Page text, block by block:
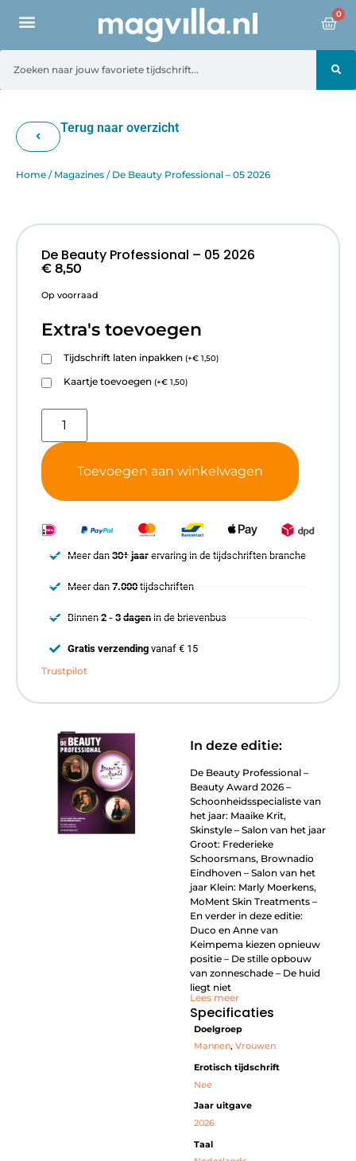
0
Terug naar overzicht
Home / Magazines / De Beauty Professional – 05 2026
In deze editie:
De Beauty Professional –
Beauty Award 2026 –
Schoonheidsspecialiste van
het jaar: Maaike Krit,
Skinstyle – Salon van het jaar
Groot: Frederieke
Schoorsmans, Brownadio
Eindhoven – Salon van het
jaar Klein: Marly Moerkens,
MoMent Skin Treatments –
En verder in deze editie:
Duco en Anne van
Keimpema kiezen opnieuw
positie – De stille opbouw
van zonneschade – De huid
liegt niet
Lees meer
Specificaties
Doelgroep
Mannen,Vrouwen
Erotisch tijdschrift
Nee
Jaar uitgave
2026
Taal
De Beauty Professional – 05 2026
€ 8,50
Op voorraad
Extra's toevoegen
Tijdschrift laten inpakken (+€ 1,50)
Kaartje toevoegen (+€ 1,50)
Toevoegen aan winkelwagen
Meer dan 30+ jaarervaring in de tijdschriften branche
Meer dan 7.000tijdschriften
Binnen 2 - 3 dagenin de brievenbus
Gratis verzendingvanaf € 15
Trustpilot